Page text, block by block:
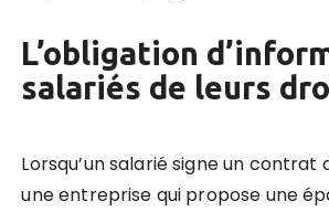
L’obligation
salariés de leurs
Lorsqu’un salarié signe un contrat
une entreprise qui propose une